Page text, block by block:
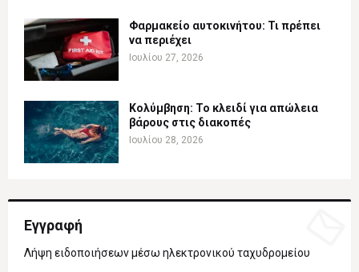
Φαρμακείο αυτοκινήτου: Τι πρέπει
να περιέχει
Ιουλίου 27, 2026
Κολύμβηση: Το κλειδί για απώλεια
βάρους στις διακοπές
Ιουλίου 28, 2026
Εγγραφή
Λήψη ειδοποιήσεων μέσω ηλεκτρονικού ταχυδρομείου